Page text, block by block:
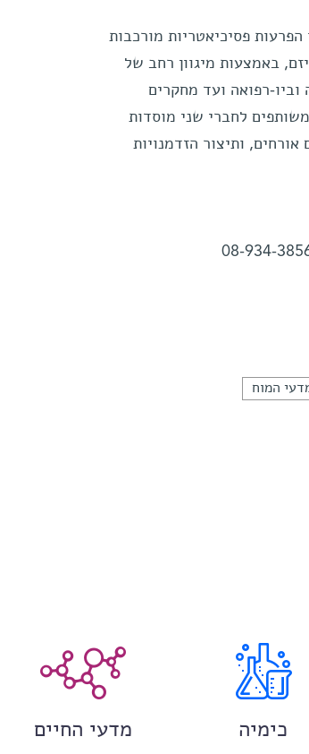
פסיכיאטריות מורכבות
באמצעות מיגוון רחב של
רפואה ועד מחקרים
לחברי שני מוסדות
ותיצור הזדמנויות
המוח
כימיה מדעי החיים